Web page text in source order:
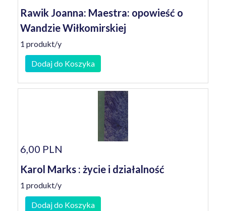
Rawik Joanna: Maestra: opowieść o
Wandzie Wiłkomirskiej
1 produkt/y
Dodaj do Koszyka
6,00 PLN
Karol Marks : życie i działalność
1 produkt/y
Dodaj do Koszyka